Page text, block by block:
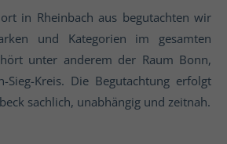
in Rheinbach aus begutachten wir
und Kategorien im gesamten
unter anderem der Raum Bonn,
Kreis. Die Begutachtung erfolgt
sachlich, unabhängig und zeitnah.